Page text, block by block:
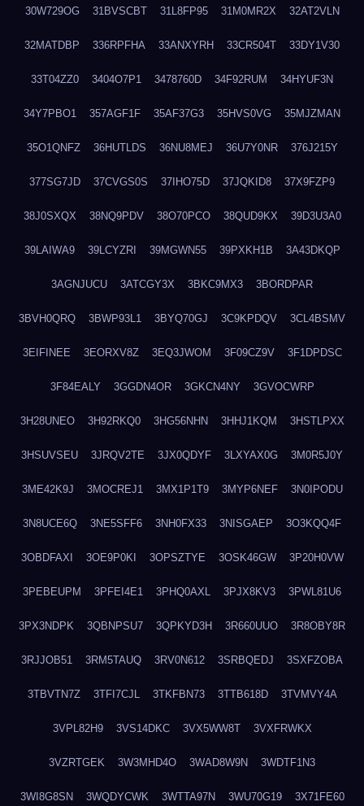
30W729OG 31BVSCBT 31L8FP95 31M0MR2X 32AT2VLN
32MATDBP 336RPFHA 33ANXYRH 33CR504T 33DY1V30
33T04ZZ0 3404O7P1 3478760D 34F92RUM 34HYUF3N
34Y7PBO1 357AGF1F 35AF37G3 35HVS0VG 35MJZMAN
35O1QNFZ 36HUTLDS 36NU8MEJ 36U7Y0NR 376J215Y
377SG7JD 37CVGS0S 37IHO75D 37JQKID8 37X9FZP9
38J0SXQX 38NQ9PDV 38O70PCO 38QUD9KX 39D3U3A0
39LAIWA9 39LCYZRI 39MGWN55 39PXKH1B 3A43DKQP
3AGNJUCU 3ATCGY3X 3BKC9MX3 3BORDPAR
3BVH0QRQ 3BWP93L1 3BYQ70GJ 3C9KPDQV 3CL4BSMV
3EIFINEE 3EORXV8Z 3EQ3JWOM 3F09CZ9V 3F1DPDSC
3F84EALY 3GGDN4OR 3GKCN4NY 3GVOCWRP
3H28UNEO 3H92RKQ0 3HG56NHN 3HHJ1KQM 3HSTLPXX
3HSUVSEU 3JRQV2TE 3JX0QDYF 3LXYAX0G 3M0R5J0Y
3ME42K9J 3MOCREJ1 3MX1P1T9 3MYP6NEF 3N0IPODU
3N8UCE6Q 3NE5SFF6 3NH0FX33 3NISGAEP 3O3KQQ4F
3OBDFAXI 3OE9P0KI 3OPSZTYE 3OSK46GW 3P20H0VW
3PEBEUPM 3PFEI4E1 3PHQ0AXL 3PJX8KV3 3PWL81U6
3PX3NDPK 3QBNPSU7 3QPKYD3H 3R660UUO 3R8OBY8R
3RJJOB51 3RM5TAUQ 3RV0N612 3SRBQEDJ 3SXFZOBA
3TBVTN7Z 3TFI7CJL 3TKFBN73 3TTB618D 3TVMVY4A
3VPL82H9 3VS14DKC 3VX5WW8T 3VXFRWKX
3VZRTGEK 3W3MHD4O 3WAD8W9N 3WDTF1N3
3WI8G8SN 3WQDYCWK 3WTTA97N 3WU70G19 3X71FE60